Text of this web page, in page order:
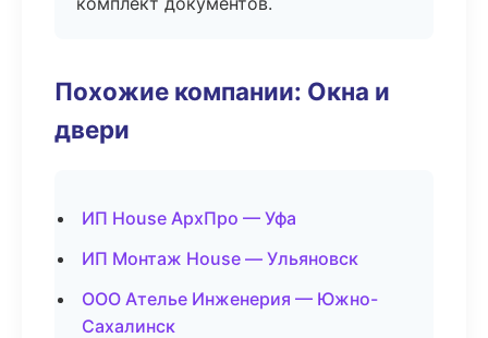
Похожие компании: Окна и
двери
ИП House АрхПро — Уфа
ИП Монтаж House — Ульяновск
ООО Ателье Инженерия — Южно-
Сахалинск